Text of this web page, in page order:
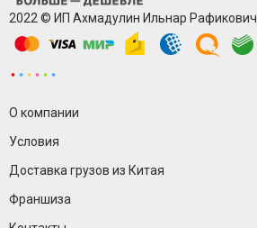
2022 © ИП Ахмадулин Ильнар Рафикович
О компании
Условия
Доставка грузов из Китая
Франшиза